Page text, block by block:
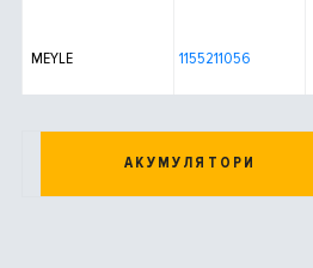
MEYLE 1155211056
АКУМУЛЯТОРИ